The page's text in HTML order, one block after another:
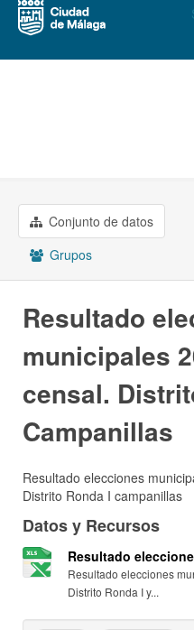
Grupos
Acerca de
Conjunto de datos
Grupos
Resultado
municipales
censal.
Campanillas
Resultado elecciones
Distrito Ronda I campanillas
Datos y Recursos
Resultado
Resultado elecciones
Distrito Ronda I y...